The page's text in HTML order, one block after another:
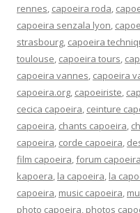
rennes, capoeira roda,
capoeira senzala lyon,
strasbourg, capoeira
toulouse, capoeira tours,
capoeira vannes, capoeira
capoeira.org, capoeiriste,
cecica capoeira, ceinture
capoeira, chants capoeira,
capoeira, corde capoeira,
film capoeira,forum capoeira
kapoera, la capoeira, la
capoeira, music capoeira,
photo capoeira, photos